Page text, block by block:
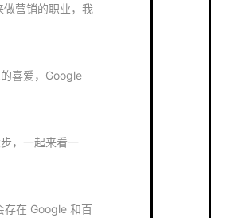
营销的职业，我
喜爱，Google
，一起来看一
存在 Google 和百